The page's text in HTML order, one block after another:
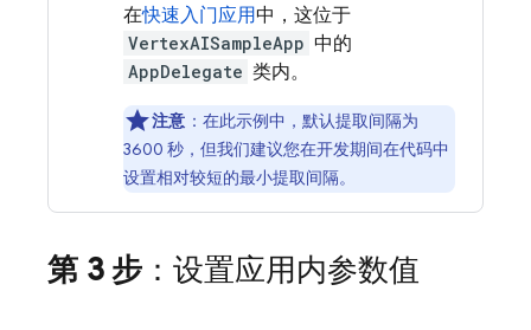
在快速入门应用中，这位于
VertexAISampleApp 中的
AppDelegate 类内。
注意 ：在此示例中，默认提取间隔为
3600 秒，但我们建议您在开发期间在代码中
设置相对较短的最小提取间隔。
第 3 步 ：设置应用内参数值